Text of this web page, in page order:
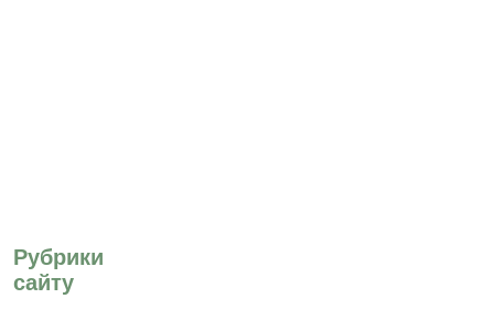
Рубрики
сайту